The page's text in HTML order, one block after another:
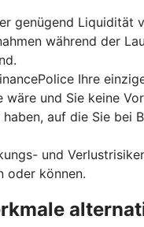
genügend Liquidität
während der
Ihre
wäre und Sie keine
haben, auf die Sie bei
und
oder können.